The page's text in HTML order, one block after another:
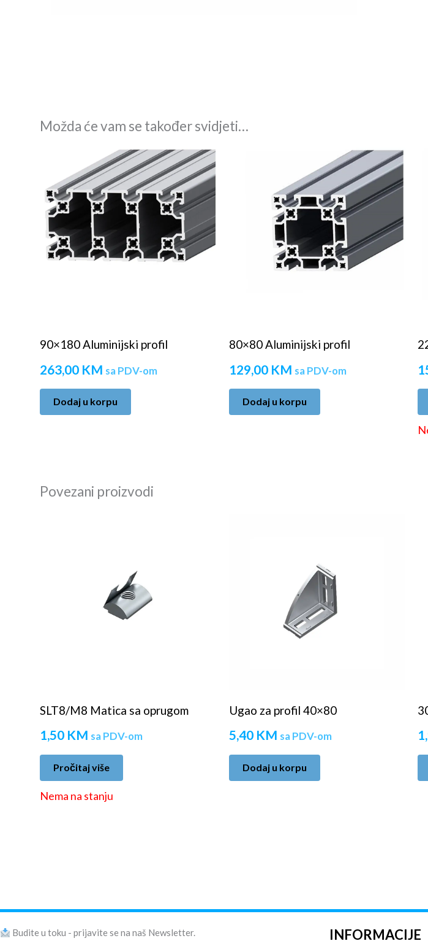
Možda će vam se također svidjeti…
90×180 Aluminijski profil
263,00 KM sa PDV-om
Dodaj u korpu
80×80 Aluminijski profil
129,00 KM sa PDV-om
Dodaj u korpu
Povezani proizvodi
SLT8/M8 Matica sa oprugom
1,50 KM sa PDV-om
Pročitaj više
Nema na stanju
Ugao za profil 40×80
5,40 KM sa PDV-om
Dodaj u korpu
Budite u toku - prijavite se na naš Newsletter. INFORMACIJE